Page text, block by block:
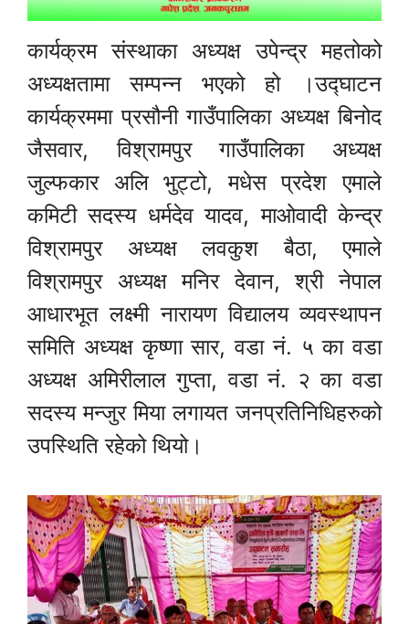
कार्यक्रम संस्थाका अध्यक्ष उपेन्द्र महतोको
अध्यक्षतामा सम्पन्न भएको हो ।उद्घाटन
कार्यक्रममा प्रसौनी गाउँपालिका अध्यक्ष बिनोद
जैसवार, विश्रामपुर गाउँपालिका अध्यक्ष
जुल्फकार अलि भुट्टो, मधेस प्रदेश एमाले
कमिटी सदस्य धर्मदेव यादव, माओवादी केन्द्र
विश्रामपुर अध्यक्ष लवकुश बैठा, एमाले
विश्रामपुर अध्यक्ष मनिर देवान, श्री नेपाल
आधारभूत लक्ष्मी नारायण विद्यालय व्यवस्थापन
समिति अध्यक्ष कृष्णा सार, वडा नं. ५ का वडा
अध्यक्ष अमिरीलाल गुप्ता, वडा नं. २ का वडा
सदस्य मन्जुर मिया लगायत जनप्रतिनिधिहरुको
उपस्थिति रहेको थियो।